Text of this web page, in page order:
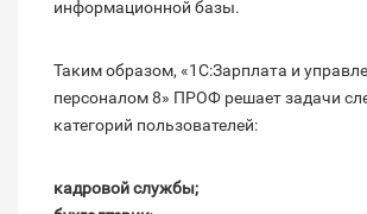
информационной базы.
Таким образом, «1С:Зарплата и
персоналом 8» ПРОФ решает задачи
категорий пользователей:
кадровой службы;